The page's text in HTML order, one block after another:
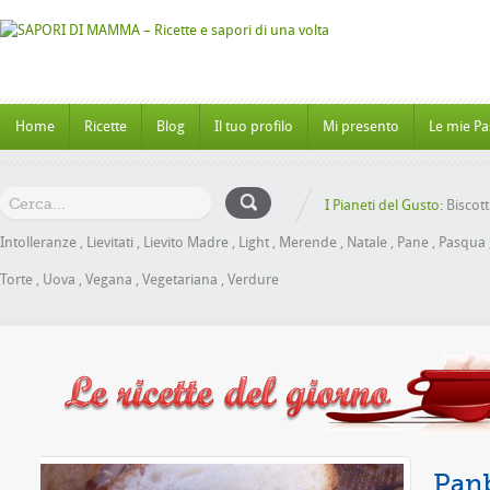
Home Ricette Blog Il tuo profilo Mi presento Le mie
I Pianeti del Gusto:
Intolleranze , Lievitati , Lievito Madre , Light , Merende , Natale , Pane , Pasqua
Torte , Uova , Vegana , Vegetariana , Verdure
senza